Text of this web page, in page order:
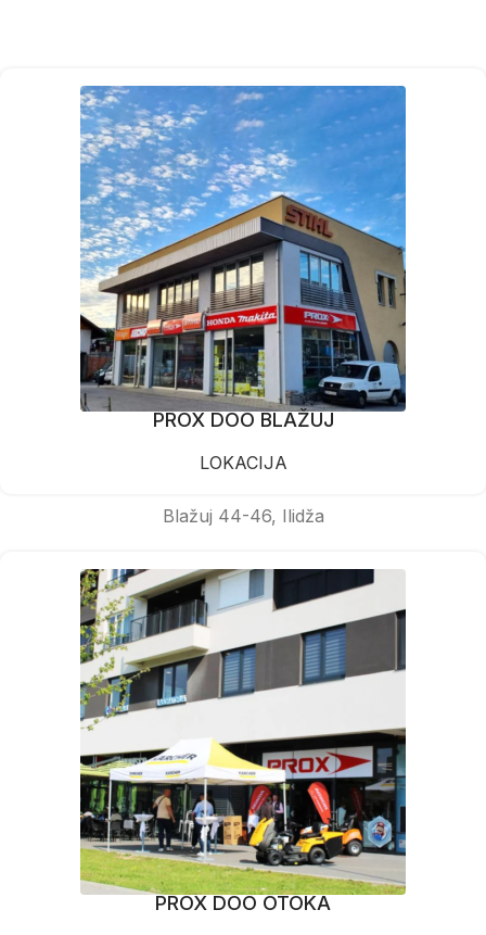
PROX DOO BLAŽUJ
LOKACIJA
Blažuj 44-46, Ilidža
PROX DOO OTOKA